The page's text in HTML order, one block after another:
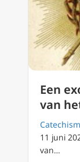
Een
van
11 juni
van…